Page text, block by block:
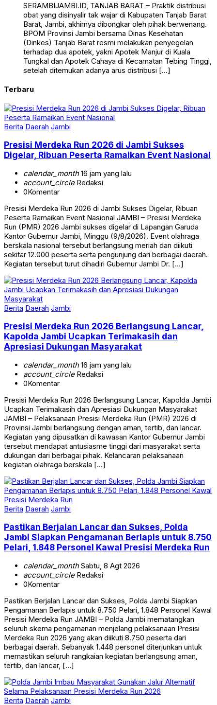
SERAMBIJAMBI.ID, TANJAB BARAT – Praktik distribusi
obat yang disinyalir tak wajar di Kabupaten Tanjab Barat
Barat, Jambi, akhirnya dibongkar oleh pihak berwenang.
BPOM Provinsi Jambi bersama Dinas Kesehatan
(Dinkes) Tanjab Barat resmi melakukan penyegelan
terhadap dua apotek, yakni Apotek Manjur di Kuala
Tungkal dan Apotek Cahaya di Kecamatan Tebing Tinggi,
setelah ditemukan adanya arus distribusi […]
Terbaru
Berita Daerah Jambi
Presisi Merdeka Run 2026 di Jambi Sukses
Digelar, Ribuan Peserta Ramaikan Event Nasional
calendar_month16 jam yang lalu
account_circleRedaksi
0Komentar
Presisi Merdeka Run 2026 di Jambi Sukses Digelar, Ribuan
Peserta Ramaikan Event Nasional JAMBI – Presisi Merdeka
Run (PMR) 2026 Jambi sukses digelar di Lapangan Garuda
Kantor Gubernur Jambi, Minggu (9/8/2026). Event olahraga
berskala nasional tersebut berlangsung meriah dan diikuti
sekitar 12.000 peserta serta pengunjung dari berbagai daerah.
Kegiatan tersebut turut dihadiri Gubernur Jambi Dr. […]
Berita Daerah Jambi
Presisi Merdeka Run 2026 Berlangsung Lancar,
Kapolda Jambi Ucapkan Terimakasih dan
Apresiasi Dukungan Masyarakat
calendar_month16 jam yang lalu
account_circleRedaksi
0Komentar
Presisi Merdeka Run 2026 Berlangsung Lancar, Kapolda Jambi
Ucapkan Terimakasih dan Apresiasi Dukungan Masyarakat
JAMBI – Pelaksanaan Presisi Merdeka Run (PMR) 2026 di
Provinsi Jambi berlangsung dengan aman, tertib, dan lancar.
Kegiatan yang dipusatkan di kawasan Kantor Gubernur Jambi
tersebut mendapat antusiasme tinggi dari masyarakat serta
dukungan dari berbagai pihak. Kelancaran pelaksanaan
kegiatan olahraga berskala […]
Berita Daerah Jambi
Pastikan Berjalan Lancar dan Sukses, Polda
Jambi Siapkan Pengamanan Berlapis untuk 8.750
Pelari, 1.848 Personel Kawal Presisi Merdeka Run
calendar_monthSabtu, 8 Agt 2026
account_circleRedaksi
0Komentar
Pastikan Berjalan Lancar dan Sukses, Polda Jambi Siapkan
Pengamanan Berlapis untuk 8.750 Pelari, 1.848 Personel Kawal
Presisi Merdeka Run JAMBI – Polda Jambi mematangkan
seluruh skema pengamanan menjelang pelaksanaan Presisi
Merdeka Run 2026 yang akan diikuti 8.750 peserta dari
berbagai daerah. Sebanyak 1.448 personel diterjunkan untuk
memastikan seluruh rangkaian kegiatan berlangsung aman,
tertib, dan lancar, […]
Berita Daerah Jambi